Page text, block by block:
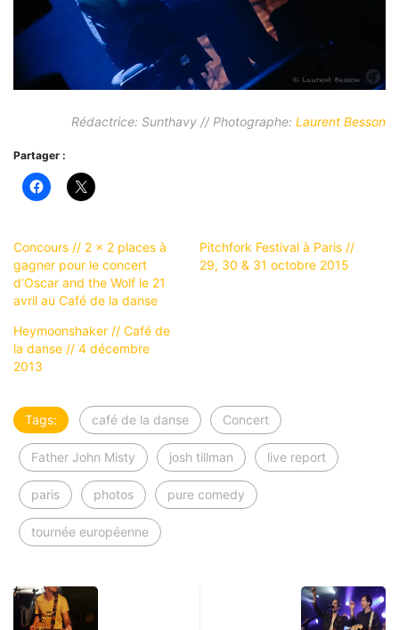
Rédactrice: Sunthavy // Photographe: Laurent Besson
Partager :
Concours // 2 x 2 places à
gagner pour le concert
d’Oscar and the Wolf le 21
avril au Café de la danse
Pitchfork Festival à Paris //
29, 30 & 31 octobre 2015
Heymoonshaker // Café de
la danse // 4 décembre
2013
Tags: café de la danse Concert
Father John Misty josh tillman live report
paris photos pure comedy
tournée européenne